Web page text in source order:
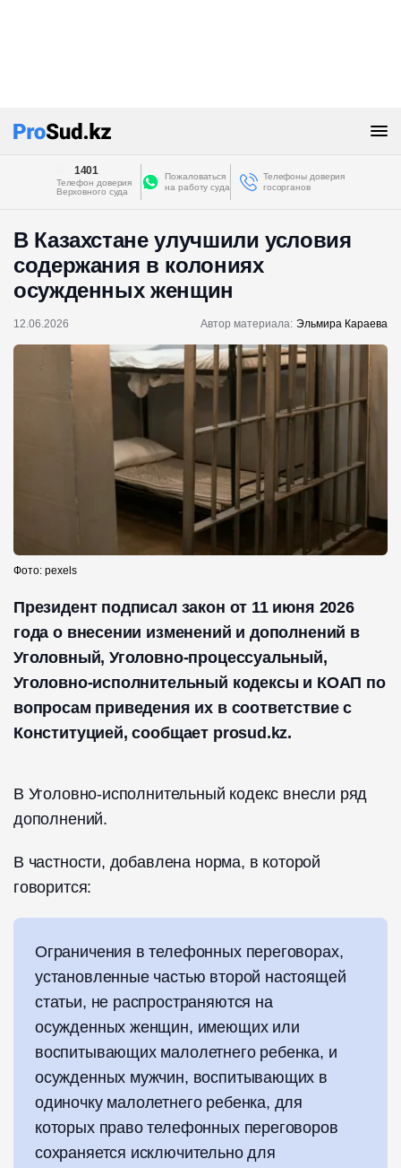
1401
Телефон доверия
Верховного суда
Пожаловаться
на работу суда
Телефоны доверия
госорганов
В Казахстане улучшили условия
содержания в колониях
осужденных женщин
12.06.2026 Автор материала: Эльмира Караева
Фото: pexels
Президент подписал закон от 11 июня 2026
года о внесении изменений и дополнений в
Уголовный, Уголовно-процессуальный,
Уголовно-исполнительный кодексы и КОАП по
вопросам приведения их в соответствие с
Конституцией, сообщает prosud.kz.
В Уголовно-исполнительный кодекс внесли ряд
дополнений.
В частности, добавлена норма, в которой
говорится:
Ограничения в телефонных переговорах,
установленные частью второй настоящей
статьи, не распространяются на
осужденных женщин, имеющих или
воспитывающих малолетнего ребенка, и
осужденных мужчин, воспитывающих в
одиночку малолетнего ребенка, для
которых право телефонных переговоров
сохраняется исключительно для